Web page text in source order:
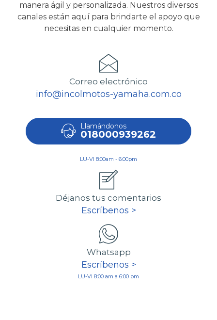
manera ágil y personalizada. Nuestros diversos
canales están aquí para brindarte el apoyo que
necesitas en cualquier momento.
Correo electrónico
info@incolmotos-yamaha.com.co
Llamándonos
018000939262
LU-VI 8:00am - 6:00pm
Déjanos tus comentarios
Escríbenos >
Whatsapp
Escríbenos >
LU-VI 8:00 am a 6:00 pm